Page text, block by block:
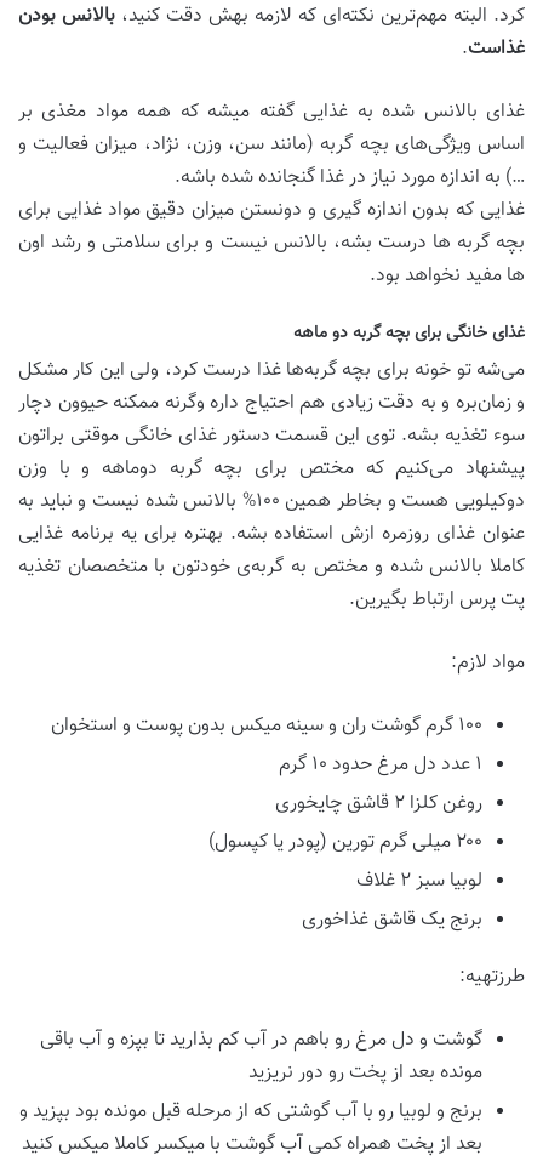
کرد. البته مهم‌ترین نکته‌ای که لازمه بهش دقت کنید، بالانس بودن
غذاست.
غذای بالانس شده به غذایی گفته میشه که همه مواد مغذی بر
اساس ویژگی‌های بچه گربه (مانند سن، وزن، نژاد، میزان فعالیت و
…) به اندازه مورد نیاز در غذا گنجانده شده باشه.
غذایی که بدون اندازه گیری و دونستن میزان دقیق مواد غذایی برای
بچه گربه ها درست بشه، بالانس نیست و برای سلامتی و رشد اون
ها مفید نخواهد بود.
غذای خانگی برای بچه گربه دو ماهه
می‌شه تو خونه برای بچه گربه‌ها غذا درست کرد، ولی این کار مشکل
و زمان‌بره و به دقت زیادی هم احتیاج داره وگرنه ممکنه حیوون دچار
سوء تغذیه بشه. توی این قسمت دستور غذای خانگی موقتی براتون
پیشنهاد می‌کنیم که مختص برای بچه گربه دوماهه و با وزن
دوکیلویی هست و بخاطر همین ۱۰۰% بالانس شده نیست و نباید به
عنوان غذای روزمره ازش استفاده بشه. بهتره برای یه برنامه غذایی
کاملا بالانس شده و مختص به گربه‌ی خودتون با متخصصان تغذیه
پت پرس ارتباط بگیرین.
مواد لازم:
۱۰۰ گرم گوشت ران و سینه میکس بدون پوست و استخوان
۱ عدد دل مرغ حدود ۱۰ گرم
روغن کلزا ۲ قاشق چایخوری
۲۰۰ میلی گرم تورین (پودر یا کپسول)
لوبیا سبز ۲ غلاف
برنج یک قاشق غذاخوری
طرزتهیه:
گوشت و دل مرغ رو باهم در آب کم بذارید تا بپزه و آب باقی
مونده بعد از پخت رو دور نریزید
برنج و لوبیا رو با آب گوشتی که از مرحله قبل مونده بود بپزید و
بعد از پخت همراه کمی آب گوشت با میکسر کاملا میکس کنید